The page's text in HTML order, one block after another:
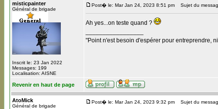
misticpainter
Général de brigade
Inscrit le: 23 Jan 2022
Messages: 199
Localisation: AISNE
Post� le: Mar Jan 24, 2023 8:51 pm Sujet du
Ah yes...on teste quand ?
"Point n'est besoin d'espérer pour entreprendre,
Revenir en haut de page
AtoMick
Général de brigade
Post� le: Mar Jan 24, 2023 9:32 pm Sujet du